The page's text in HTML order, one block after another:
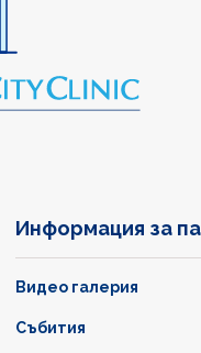
Информация за
Видео галерия
Събития